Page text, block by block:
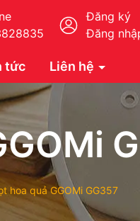
Đăng ký
Đăng
tức Liên hệ
hoa quả GGOMi GG357